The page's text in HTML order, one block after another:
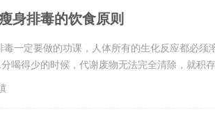
身排毒的饮食原则
毒一定要做的功课，人体所有的生化反应都必
喝得少的时候，代谢废物无法完全清除，就积